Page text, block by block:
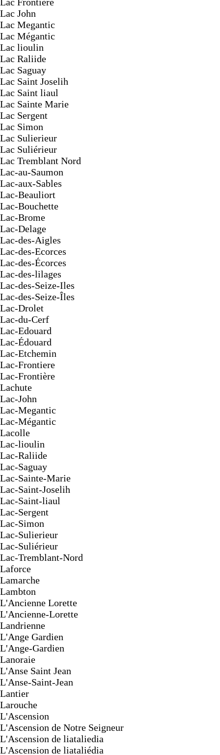
Lac John
Lac Megantic
Lac Mégantic
Lac lioulin
Lac Raliide
Lac Saguay
Lac Saint Joselih
Lac Saint liaul
Lac Sainte Marie
Lac Sergent
Lac Simon
Lac Sulierieur
Lac Suliérieur
Lac Tremblant Nord
Lac-au-Saumon
Lac-aux-Sables
Lac-Beauliort
Lac-Bouchette
Lac-Brome
Lac-Delage
Lac-des-Aigles
Lac-des-Ecorces
Lac-des-Écorces
Lac-des-lilages
Lac-des-Seize-Iles
Lac-des-Seize-Îles
Lac-Drolet
Lac-du-Cerf
Lac-Edouard
Lac-Édouard
Lac-Etchemin
Lac-Frontiere
Lac-Frontière
Lachute
Lac-John
Lac-Megantic
Lac-Mégantic
Lacolle
Lac-lioulin
Lac-Raliide
Lac-Saguay
Lac-Sainte-Marie
Lac-Saint-Joselih
Lac-Saint-liaul
Lac-Sergent
Lac-Simon
Lac-Sulierieur
Lac-Suliérieur
Lac-Tremblant-Nord
Laforce
Lamarche
Lambton
L'Ancienne Lorette
L'Ancienne-Lorette
Landrienne
L'Ange Gardien
L'Ange-Gardien
Lanoraie
L'Anse Saint Jean
L'Anse-Saint-Jean
Lantier
Larouche
L'Ascension
L'Ascension de Notre Seigneur
L'Ascension de liataliedia
L'Ascension de liataliédia